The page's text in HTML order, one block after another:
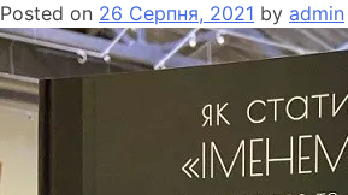
Posted on 26 Серпня, 2021 by admin